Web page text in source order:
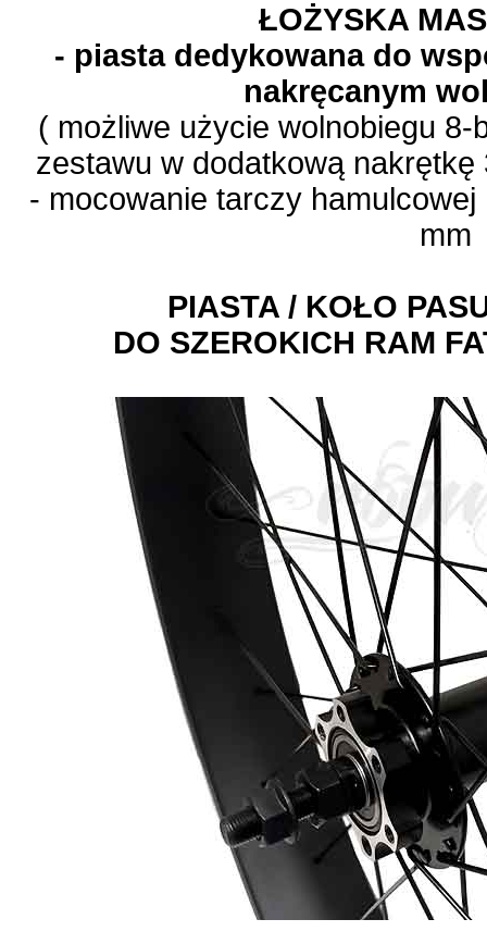
ŁOŻYSKA
- piasta dedykowana do
nakręcanym
( możliwe użycie wolnobiegu
zestawu w dodatkową nakrętkę
- mocowanie tarczy
mm
PIASTA / KOŁO
DO SZEROKICH RAM